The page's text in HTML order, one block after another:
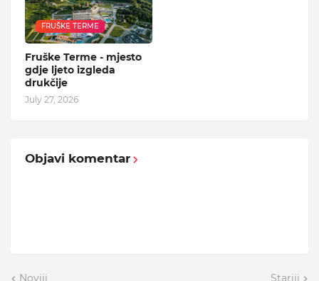
FRUŠKE TERME
Fruške Terme - mjesto
gdje ljeto izgleda
drukčije
July 27, 2026
Objavi komentar